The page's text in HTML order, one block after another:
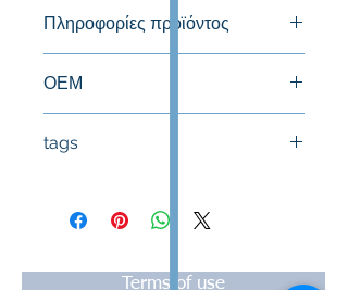
Πληροφορίες προϊόντος
ΟΕΜ
tags
#Κυλινδροκεφαλή #Κεφαλάρι
#TPTOPLINE
Terms of use